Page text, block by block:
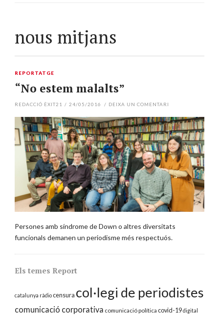
nous mitjans
REPORTATGE
“No estem malalts”
REDACCIÓ ÈXIT21 / 24/05/2016 / DEIXA UN COMENTARI
Persones amb síndrome de Down o altres diversitats
funcionals demanen un periodisme més respectuós.
Els temes Report
catalunya ràdiocensura col·legi de periodistes
comunicació corporativa comunicació política covid-19digital